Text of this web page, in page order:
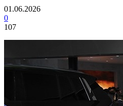
01.06.2026
0
107